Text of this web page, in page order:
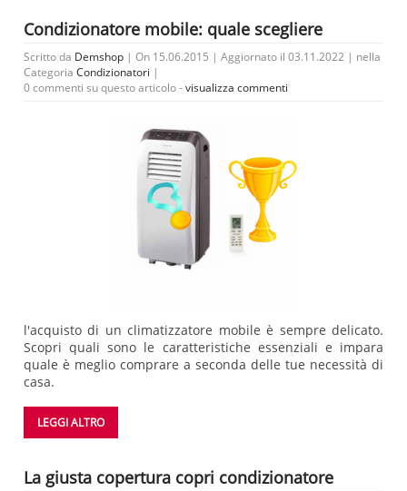
Condizionatore mobile: quale scegliere
Scritto da Demshop | On 15.06.2015 | Aggiornato il 03.11.2022 | nella
Categoria Condizionatori |
0 commenti su questo articolo -visualizza commenti
l'acquisto di un climatizzatore mobile è sempre delicato.
Scopri quali sono le caratteristiche essenziali e impara
quale è meglio comprare a seconda delle tue necessità di
casa.
LEGGI ALTRO
La giusta copertura copri condizionatore